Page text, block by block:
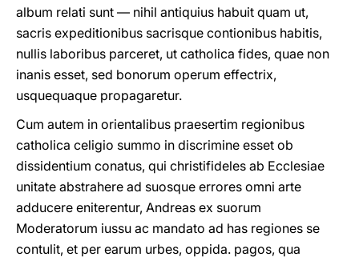
album relati sunt — nihil antiquius habuit quam ut,
sacris expeditionibus sacrisque contionibus habitis,
nullis laboribus parceret, ut catholica fides, quae non
inanis esset, sed bonorum operum effectrix,
usquequaque propagaretur.
Cum autem in orientalibus praesertim regionibus
catholica celigio summo in discrimine esset ob
dissidentium conatus, qui christifideles ab Ecclesiae
unitate abstrahere ad suosque errores omni arte
adducere eniterentur, Andreas ex suorum
Moderatorum iussu ac mandato ad has regiones se
contulit, et per earum urbes, oppida. pagos, qua